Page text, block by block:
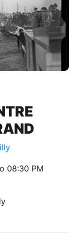
08:30 PM